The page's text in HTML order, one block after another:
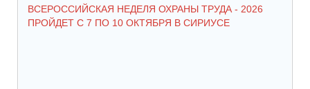
ВСЕРОССИЙСКАЯ НЕДЕЛЯ ОХРАНЫ ТРУДА - 2026
ПРОЙДЕТ С 7 ПО 10 ОКТЯБРЯ В СИРИУСЕ